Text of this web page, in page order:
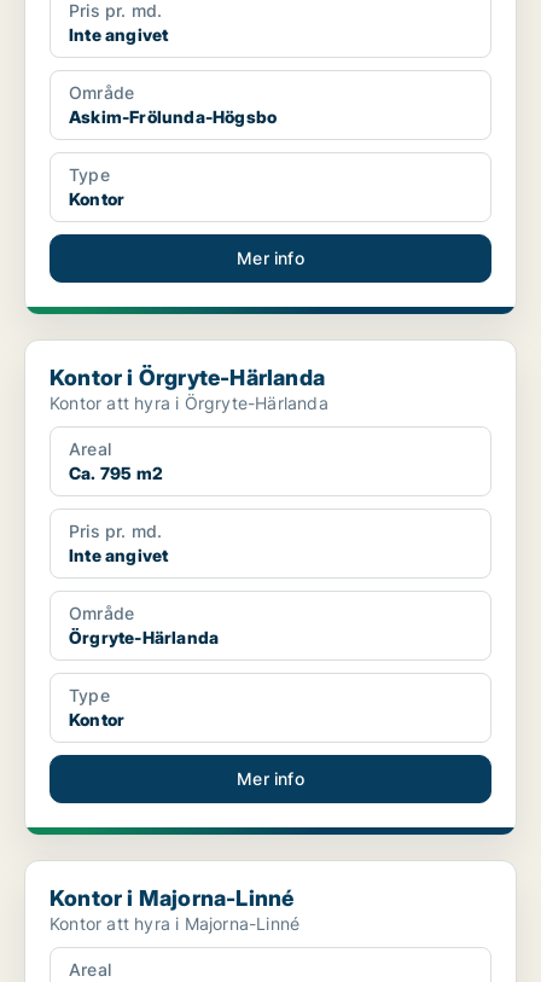
Pris pr. md.
Inte angivet
Område
Askim-Frölunda-Högsbo
Type
Kontor
Mer info
Kontor i Örgryte-Härlanda
Kontor i Örgryte-Härlanda
Kontor att hyra i Örgryte-Härlanda
Areal
Ca. 795 m2
Pris pr. md.
Inte angivet
Område
Örgryte-Härlanda
Type
Kontor
Mer info
Kontor i Majorna-Linné
Kontor i Majorna-Linné
Kontor att hyra i Majorna-Linné
Areal